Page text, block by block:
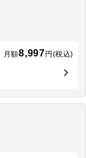
月額8,997 円(税込)